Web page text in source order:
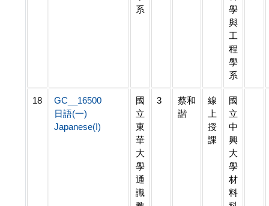
系
學
與
工
程
學
系
18
GC__16500
日語(一)
Japanese(I)
國
立
東
華
大
學
通
識
3
蔡和
諧
線
上
授
課
國
立
中
興
大
學
材
料